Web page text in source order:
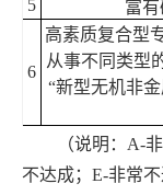
5
富
6
高素质复合型
从事不同类型
“新型无机非
（说明： A-
不达成； E-非常不